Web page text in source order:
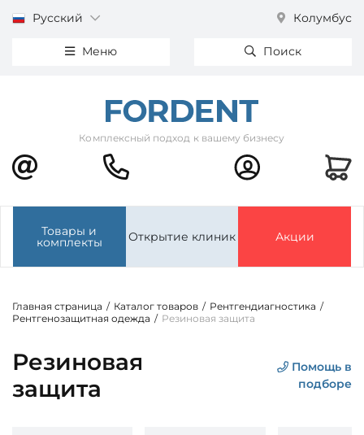
Русский Колумбус
Меню Поиск
Комплексный подход к вашему бизнесу
Товары и
комплекты Открытие клиник Акции
Главная страница / Каталог товаров / Рентгендиагностика /
Рентгенозащитная одежда / Резиновая защита
Резиновая
защита
Помощь в
подборе